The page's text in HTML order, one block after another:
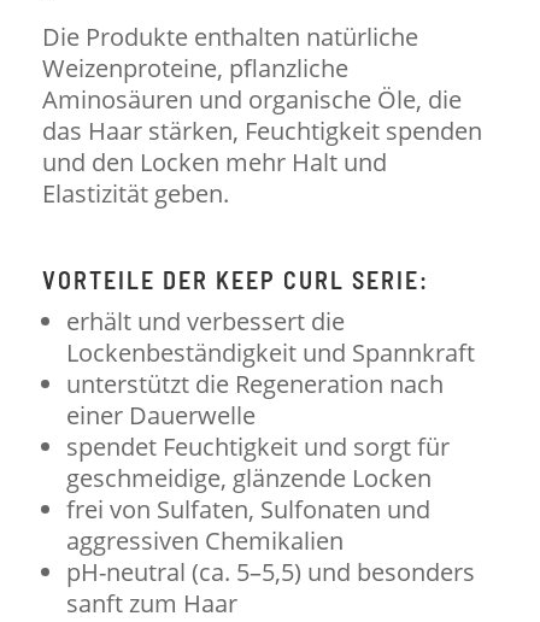
Die Produkte enthalten natürliche
Weizenproteine, pflanzliche
Aminosäuren und organische Öle, die
das Haar stärken, Feuchtigkeit spenden
und den Locken mehr Halt und
Elastizität geben.
VORTEILE DER KEEP CURL SERIE:
erhält und verbessert die
Lockenbeständigkeit und Spannkraft
unterstützt die Regeneration nach
einer Dauerwelle
spendet Feuchtigkeit und sorgt für
geschmeidige, glänzende Locken
frei von Sulfaten, Sulfonaten und
aggressiven Chemikalien
pH-neutral (ca. 5–5,5) und besonders
sanft zum Haar